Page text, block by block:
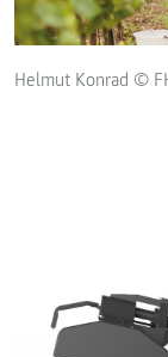
Helmut Konrad ©